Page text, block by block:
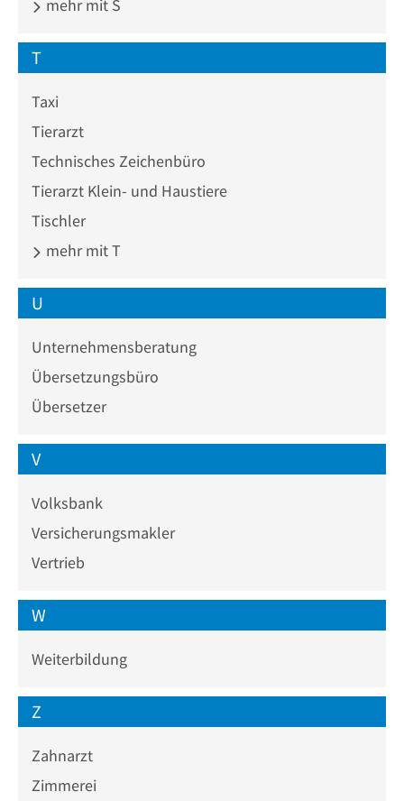
mehr mit S
T
Taxi
Tierarzt
Technisches Zeichenbüro
Tierarzt Klein- und Haustiere
Tischler
mehr mit T
U
Unternehmensberatung
Übersetzungsbüro
Übersetzer
V
Volksbank
Versicherungsmakler
Vertrieb
W
Weiterbildung
Z
Zahnarzt
Zimmerei